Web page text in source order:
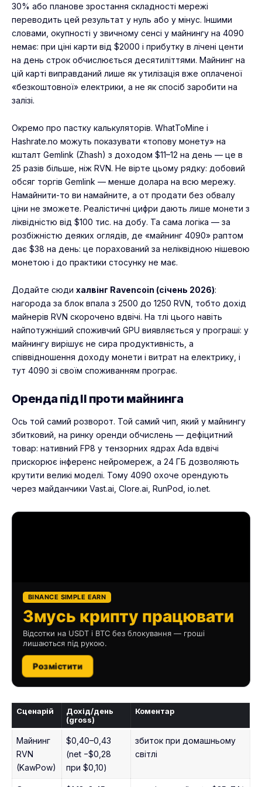
30% або планове зростання складності мережі
переводить цей результат у нуль або у мінус. Іншими
словами, окупності у звичному сенсі у майнингу на 4090
немає: при ціні карти від $2000 і прибутку в лічені центи
на день строк обчислюється десятиліттями. Майнинг на
цій карті виправданий лише як утилізація вже оплаченої
«безкоштовної» електрики, а не як спосіб заробити на
залізі.
Окремо про пастку калькуляторів. WhatToMine і
Hashrate.no можуть показувати «топову монету» на
кшталт Gemlink (Zhash) з доходом $11–12 на день — це в
25 разів більше, ніж RVN. Не вірте цьому рядку: добовий
обсяг торгів Gemlink — менше долара на всю мережу.
Намайнити-то ви намайните, а от продати без обвалу
ціни не зможете. Реалістичні цифри дають лише монети з
ліквідністю від $100 тис. на добу. Та сама логіка — за
розбіжністю деяких оглядів, де «майнинг 4090» раптом
дає $38 на день: це порахований за неліквідною нішевою
монетою і до практики стосунку не має.
Додайте сюди халвінг Ravencoin (січень 2026):
нагорода за блок впала з 2500 до 1250 RVN, тобто дохід
майнерів RVN скорочено вдвічі. На тлі цього навіть
найпотужніший споживчий GPU виявляється у програші: у
майнингу вирішує не сира продуктивність, а
співвідношення доходу монети і витрат на електрику, і
тут 4090 зі своїм споживанням програє.
Оренда під ІІ проти майнинга
Ось той самий розворот. Той самий чип, який у майнингу
збитковий, на ринку оренди обчислень — дефіцитний
товар: нативний FP8 у тензорних ядрах Ada вдвічі
прискорює інференс нейромереж, а 24 ГБ дозволяють
крутити великі моделі. Тому 4090 охоче орендують
через майданчики Vast.ai, Clore.ai, RunPod, io.net.
BINANCE SIMPLE EARN
Змусь крипту працювати
Відсотки на USDT і BTC без блокування — гроші
лишаються під рукою.
Розмістити
Сценарій
Дохід/день
(gross)
Коментар
Майнинг
RVN
(KawPow)
$0,40–0,43
(net −$0,28
при $0,10)
збиток при домашньому
світлі